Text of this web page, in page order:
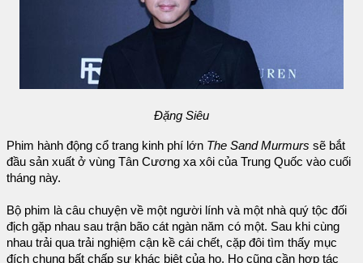
Đặng Siêu
Phim hành động cổ trang kinh phí lớn The Sand Murmurs sẽ bắt
đầu sản xuất ở vùng Tân Cương xa xôi của Trung Quốc vào cuối
tháng này.
Bộ phim là câu chuyện về một người lính và một nhà quý tộc đối
địch gặp nhau sau trận bão cát ngàn năm có một. Sau khi cùng
nhau trải qua trải nghiệm cận kề cái chết, cặp đôi tìm thấy mục
đích chung bất chấp sự khác biệt của họ. Họ cũng cần hợp tác